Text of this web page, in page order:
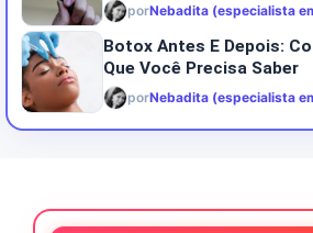
porNebadita (especialista
Botox Antes E Depois:
Que Você Precisa Saber
porNebadita (especialista